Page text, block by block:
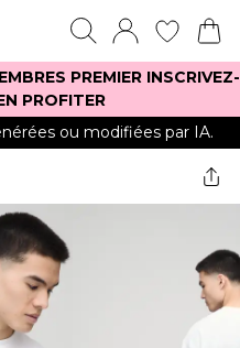
PREMIER INSCRIVEZ-
PROFITER
ou modifiées par IA.